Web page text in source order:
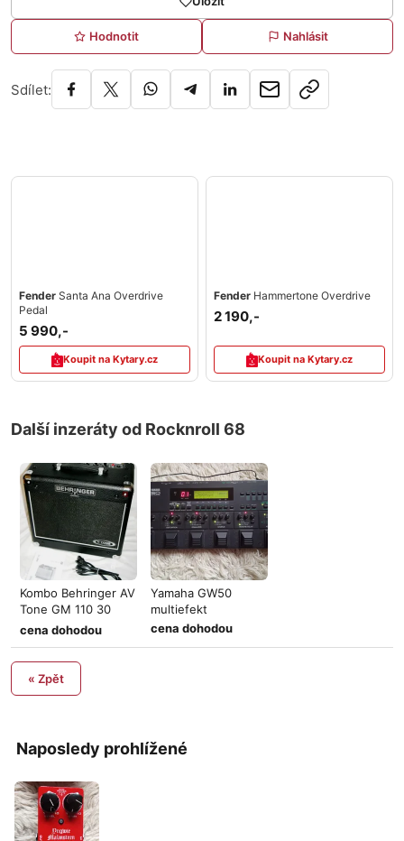
Naposledy prohlížené
Hodnotit Nahlásit
Sdílet:
Fender Santa Ana Overdrive
Pedal
5 990,-
Koupit na Kytary.cz
Fender Hammertone Overdrive
2 190,-
Koupit na Kytary.cz
Další inzeráty od Rocknroll 68
Kombo Behringer AV
Tone GM 110 30
Watts, 1x10
cena dohodou
Yamaha GW50
multiefekt
cena dohodou
« Zpět